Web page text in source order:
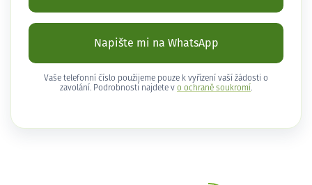
Napište mi na WhatsApp
Vaše telefonní číslo použijeme pouze k vyřízení vaší žádosti o
zavolání. Podrobnosti najdete v o ochraně soukromí .